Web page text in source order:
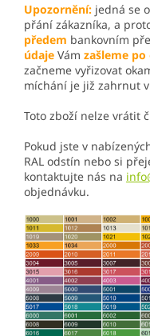
Upozornění: jedná se
přání zákazníka, a
předem bankovním
údaje Vám zašleme
začneme vyřizovat
míchání je již zahrnut
Toto zboží nelze vrátit
Pokud jste v
RAL odstín nebo si
kontaktujte nás na
objednávku.